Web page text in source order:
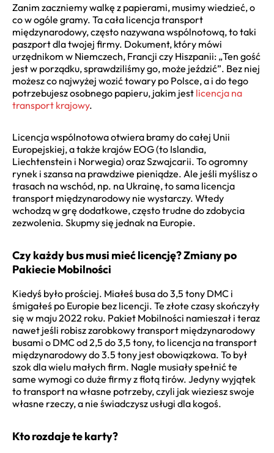
Zanim zaczniemy walkę z papierami, musimy wiedzieć, o
co w ogóle gramy. Ta cała licencja transport
międzynarodowy, często nazywana wspólnotową, to taki
paszport dla twojej firmy. Dokument, który mówi
urzędnikom w Niemczech, Francji czy Hiszpanii: „Ten gość
jest w porządku, sprawdziliśmy go, może jeździć”. Bez niej
możesz co najwyżej wozić towary po Polsce, a i do tego
potrzebujesz osobnego papieru, jakim jest licencja na
transport krajowy.
Licencja wspólnotowa otwiera bramy do całej Unii
Europejskiej, a także krajów EOG (to Islandia,
Liechtenstein i Norwegia) oraz Szwajcarii. To ogromny
rynek i szansa na prawdziwe pieniądze. Ale jeśli myślisz o
trasach na wschód, np. na Ukrainę, to sama licencja
transport międzynarodowy nie wystarczy. Wtedy
wchodzą w grę dodatkowe, często trudne do zdobycia
zezwolenia. Skupmy się jednak na Europie.
Czy każdy bus musi mieć licencję? Zmiany po
Pakiecie Mobilności
Kiedyś było prościej. Miałeś busa do 3,5 tony DMC i
śmigałeś po Europie bez licencji. Te złote czasy skończyły
się w maju 2022 roku. Pakiet Mobilności namieszał i teraz
nawet jeśli robisz zarobkowy transport międzynarodowy
busami o DMC od 2,5 do 3,5 tony, to licencja na transport
międzynarodowy do 3.5 tony jest obowiązkowa. To był
szok dla wielu małych firm. Nagle musiały spełnić te
same wymogi co duże firmy z flotą tirów. Jedyny wyjątek
to transport na własne potrzeby, czyli jak wieziesz swoje
własne rzeczy, a nie świadczysz usługi dla kogoś.
Kto rozdaje te karty?